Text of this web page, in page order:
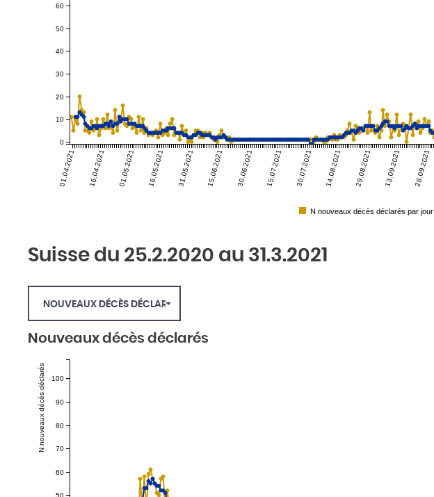
01.04.2021 16.04.2021 01.05.2021 16.05.2021 31.05.2021 15.06.2021 30.06.2021 15.07.2021 30.07.2021 14.08.2021 29.08.2021 13.09.2021 28.09.2021
0
10
20
30
40
50
60
N nouveaux décès déclarés par jour
Suisse du 25.2.2020 au 31.3.2021
NOUVEAUX DÉCÈS DÉCLARÉS
Nouveaux décès déclarés
N nouveaux décès déclarés
50
60
70
80
90
100